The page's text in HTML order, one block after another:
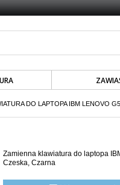
DO LAPTOPA IBM LENOVO
Zamienna klawiatura do laptopa
Czeska, Czarna